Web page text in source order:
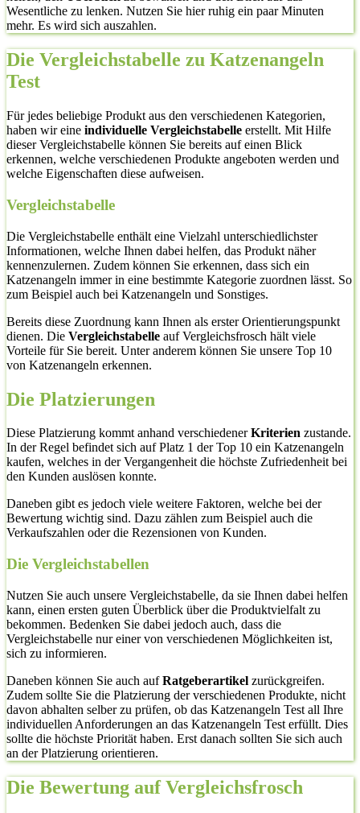
Wesentliche zu lenken. Nutzen Sie hier ruhig ein paar Minuten
mehr. Es wird sich auszahlen.
Die Vergleichstabelle zu Katzenangeln
Test
Für jedes beliebige Produkt aus den verschiedenen Kategorien,
haben wir eine individuelle Vergleichstabelle erstellt. Mit Hilfe
dieser Vergleichstabelle können Sie bereits auf einen Blick
erkennen, welche verschiedenen Produkte angeboten werden und
welche Eigenschaften diese aufweisen.
Vergleichstabelle
Die Vergleichstabelle enthält eine Vielzahl unterschiedlichster
Informationen, welche Ihnen dabei helfen, das Produkt näher
kennenzulernen. Zudem können Sie erkennen, dass sich ein
Katzenangeln immer in eine bestimmte Kategorie zuordnen lässt. So
zum Beispiel auch bei Katzenangeln und Sonstiges.
Bereits diese Zuordnung kann Ihnen als erster Orientierungspunkt
dienen. Die Vergleichstabelle auf Vergleichsfrosch hält viele
Vorteile für Sie bereit. Unter anderem können Sie unsere Top 10
von Katzenangeln erkennen.
Die Platzierungen
Diese Platzierung kommt anhand verschiedenerKriterien zustande.
In der Regel befindet sich auf Platz 1 der Top 10 ein Katzenangeln
kaufen, welches in der Vergangenheit die höchste Zufriedenheit bei
den Kunden auslösen konnte.
Daneben gibt es jedoch viele weitere Faktoren, welche bei der
Bewertung wichtig sind. Dazu zählen zum Beispiel auch die
Verkaufszahlen oder die Rezensionen von Kunden.
Die Vergleichstabellen
Nutzen Sie auch unsere Vergleichstabelle, da sie Ihnen dabei helfen
kann, einen ersten guten Überblick über die Produktvielfalt zu
bekommen. Bedenken Sie dabei jedoch auch, dass die
Vergleichstabelle nur einer von verschiedenen Möglichkeiten ist,
sich zu informieren.
Daneben können Sie auch aufRatgeberartikel zurückgreifen.
Zudem sollte Sie die Platzierung der verschiedenen Produkte, nicht
davon abhalten selber zu prüfen, ob das Katzenangeln Test all Ihre
individuellen Anforderungen an das Katzenangeln Test erfüllt. Dies
sollte die höchste Priorität haben. Erst danach sollten Sie sich auch
an der Platzierung orientieren.
Die Bewertung auf Vergleichsfrosch